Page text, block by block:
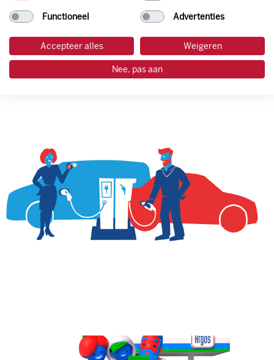
laadpas aanvragen
Functioneel Advertenties
Accepteer alles Weigeren
Nee, pas aan